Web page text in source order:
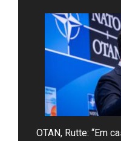
OTAN, Rutte: “Em